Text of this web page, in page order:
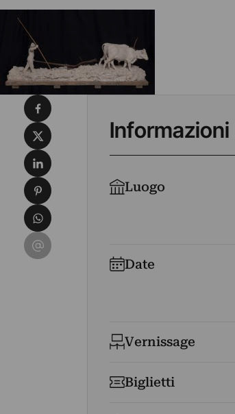
Informazioni
Luogo
Date
Vernissage
Biglietti
Condividi su Facebook
Condividi su X
Condividi su LinkedIn
Condividi su Pinterest
Condividi su WhatsApp
Condividi su Email